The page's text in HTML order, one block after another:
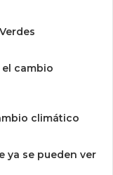
cambio
climático
ya se pueden ver